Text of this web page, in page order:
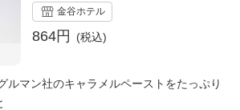
金谷ホテル
864円
ルマン社のキャラメルペーストをたっぷり